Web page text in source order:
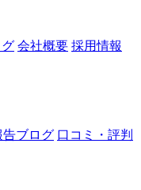
会社概要 採用情報
告ブログ 口コミ・評判